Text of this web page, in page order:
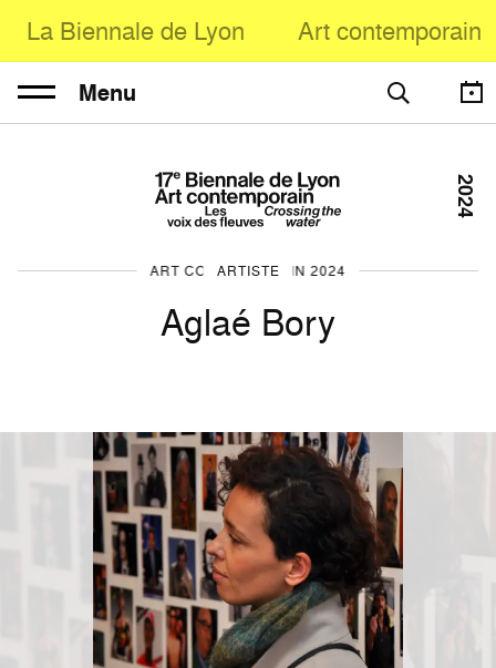
La Biennale de Lyon Art contemporain
Menu
ART CONTEMPORAIN 2024
ARTISTE
Aglaé Bory
2024